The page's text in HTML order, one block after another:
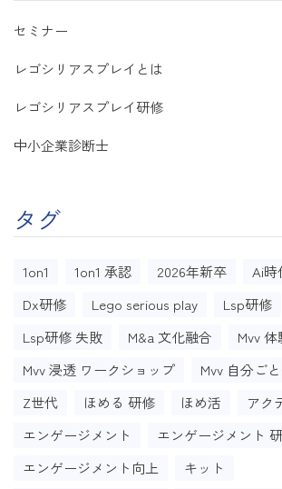
セミナー
レゴシリアスプレイとは
レゴシリアスプレイ研修
中小企業診断士
タグ
1on1 1on1 承認 2026年新卒 Ai時
Dx研修
Lego serious play
Lsp研修
Lsp研修 失敗
M&a 文化融合
Mvv 体
Mvv 浸透 ワークショップ
Mvv 自分ご
Z世代
ほめる 研修 ほめ活
アク
エンゲージメント
エンゲージメント
エンゲージメント向上
キット